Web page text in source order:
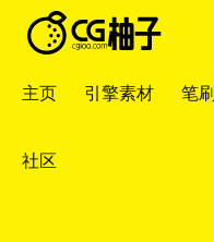
主页 引擎素材 笔刷
社区